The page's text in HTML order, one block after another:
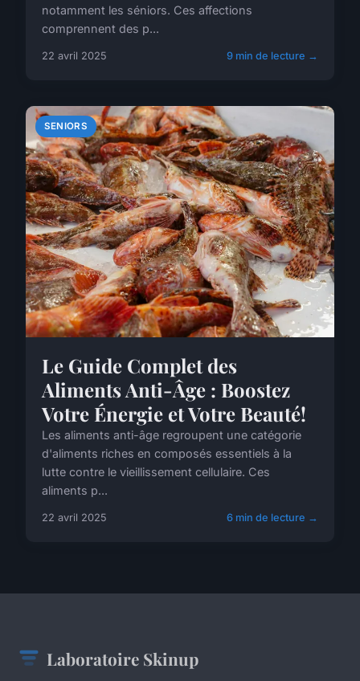
notamment les séniors. Ces affections
comprennent des p...
22 avril 2025 9 min de lecture →
SENIORS
Le Guide Complet des
Aliments Anti-Âge : Boostez
Votre Énergie et Votre Beauté!
Les aliments anti-âge regroupent une catégorie
d'aliments riches en composés essentiels à la
lutte contre le vieillissement cellulaire. Ces
aliments p...
22 avril 2025 6 min de lecture →
Laboratoire Skinup